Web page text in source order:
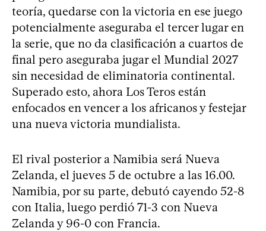
teoría, quedarse con la victoria en ese juego
potencialmente aseguraba el tercer lugar en
la serie, que no da clasificación a cuartos de
final pero aseguraba jugar el Mundial 2027
sin necesidad de eliminatoria continental.
Superado esto, ahora Los Teros están
enfocados en vencer a los africanos y festejar
una nueva victoria mundialista.
El rival posterior a Namibia será Nueva
Zelanda, el jueves 5 de octubre a las 16.00.
Namibia, por su parte, debutó cayendo 52-8
con Italia, luego perdió 71-3 con Nueva
Zelanda y 96-0 con Francia.